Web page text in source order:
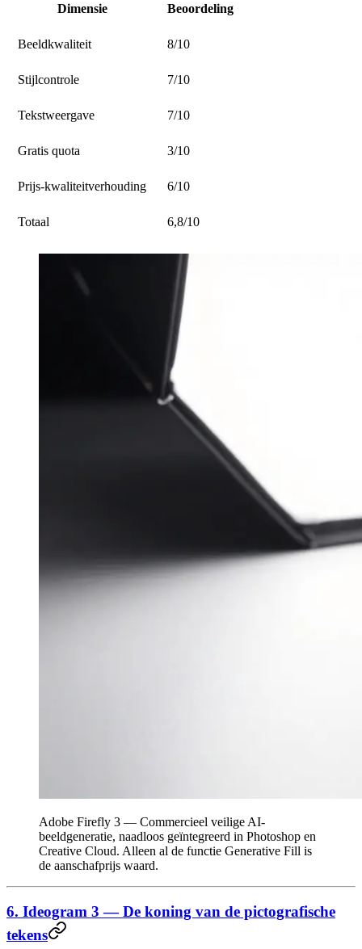
Dimensie Beoordeling
Beeldkwaliteit 8/10
Stijlcontrole 7/10
Tekstweergave 7/10
Gratis quota 3/10
Prijs-kwaliteitverhouding 6/10
Totaal 6,8/10
Adobe Firefly 3 — Commercieel veilige AI-
beeldgeneratie, naadloos geïntegreerd in Photoshop en
Creative Cloud. Alleen al de functie Generative Fill is
de aanschafprijs waard.
6. Ideogram 3 — De koning van de pictografische
tekens